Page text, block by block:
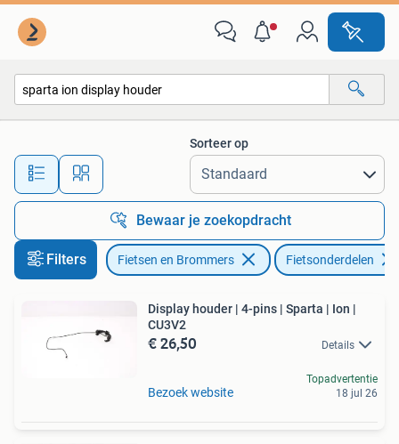
Alle afstanden…
Sorteer op
Bewaar je zoekopdracht
Filters Fietsen en Brommers Fietsonderdelen
Display houder | 4-pins | Sparta | Ion |
CU3V2
€ 26,50 Details
Bezoek website
Topadvertentie
18 jul 26